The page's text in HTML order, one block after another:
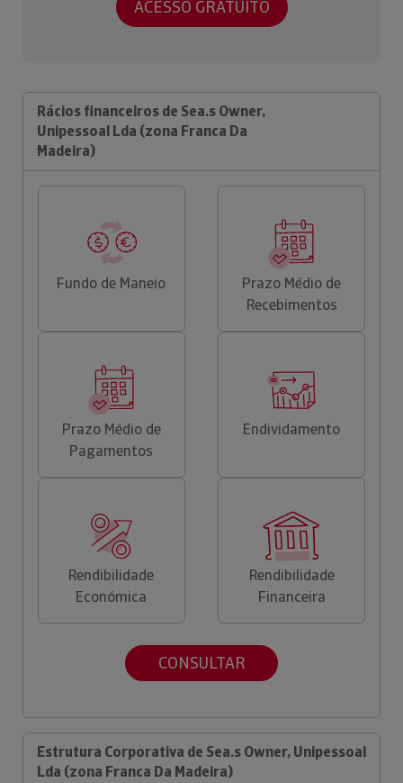
ACESSO GRATUITO
Rácios financeiros de Sea.s Owner,
Unipessoal Lda (zona Franca Da
Madeira)
Fundo de Maneio
Prazo Médio de
Recebimentos
Prazo Médio de
Pagamentos
Endividamento
Rendibilidade
Económica
Rendibilidade
Financeira
CONSULTAR
Estrutura Corporativa de Sea.s Owner, Unipessoal
Lda (zona Franca Da Madeira)